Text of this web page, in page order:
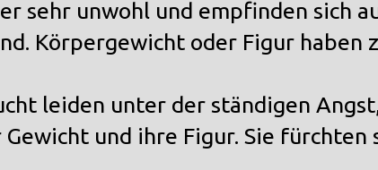
sehr unwohl und empfinden sich
Körpergewicht oder Figur haben
leiden unter der ständigen
Gewicht und ihre Figur. Sie